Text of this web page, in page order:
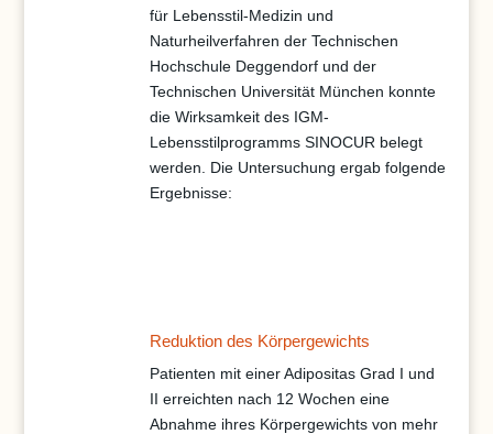
für Lebensstil-Medizin und
Naturheilverfahren der Technischen
Hochschule Deggendorf und der
Technischen Universität München konnte
die Wirksamkeit des IGM-
Lebensstilprogramms SINOCUR belegt
werden. Die Untersuchung ergab folgende
Ergebnisse:
Reduktion des Körpergewichts
Patienten mit einer Adipositas Grad I und
II erreichten nach 12 Wochen eine
Abnahme ihres Körpergewichts von mehr